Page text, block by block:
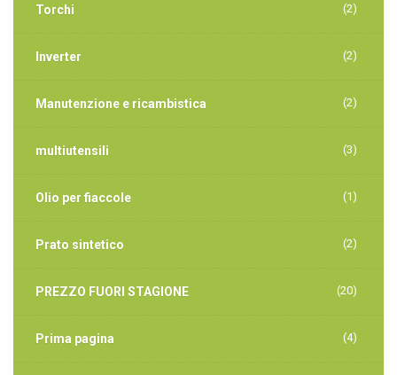
Torchi (2)
Inverter (2)
Manutenzione e ricambistica (2)
multiutensili (3)
Olio per fiaccole (1)
Prato sintetico (2)
PREZZO FUORI STAGIONE (20)
Prima pagina (4)